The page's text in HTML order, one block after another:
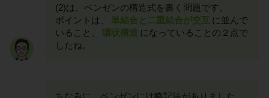
(2)は、ベンゼンの構造式を書く問題です。
ポイントは、
単結合と二重結合が交互 に並んで
いること、
環状構造 になっていることの２点で
したね。
ちなみに、ベンゼンには略記法がありました